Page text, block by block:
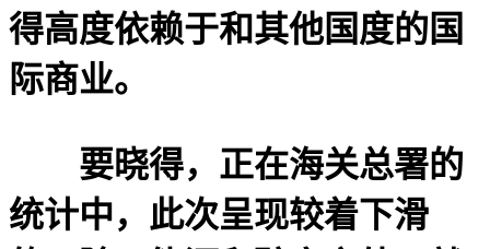
得高度依赖于和其他国度的国
际商业。
要晓得，正在海关总署的
统计中，此次呈现较着下滑